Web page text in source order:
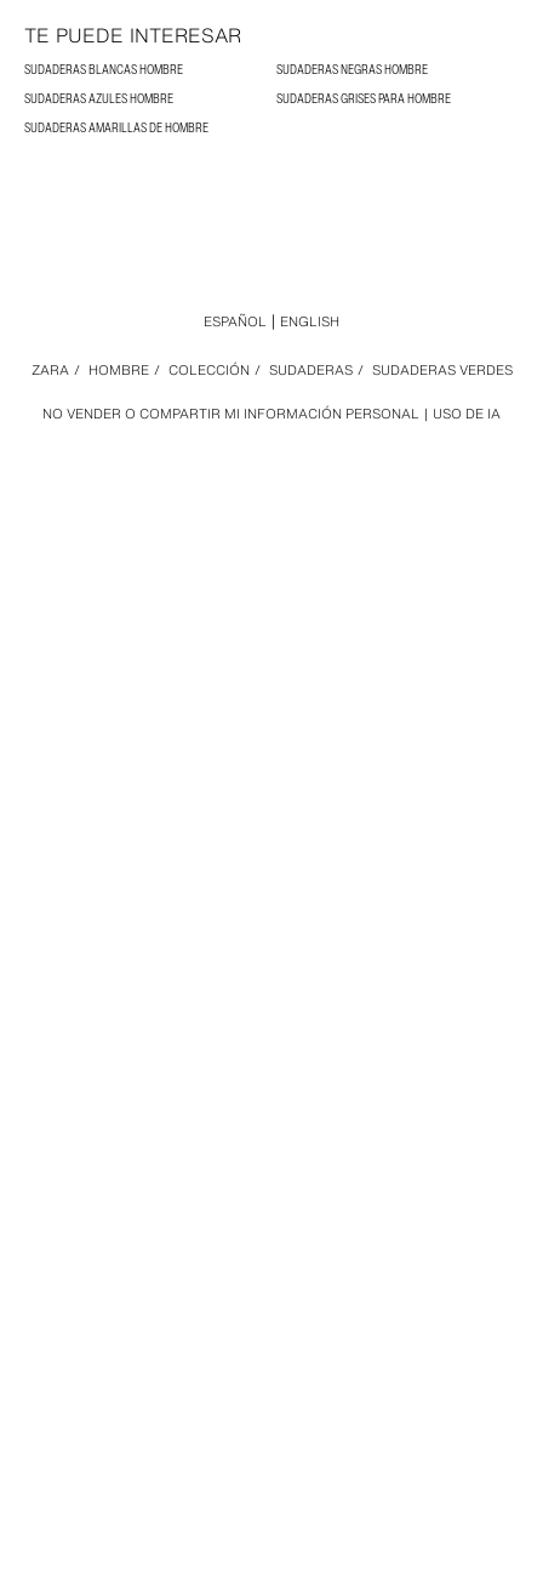
TE PUEDE INTERESAR
SUDADERAS BLANCAS HOMBRE
SUDADERAS NEGRAS HOMBRE
SUDADERAS AZULES HOMBRE
SUDADERAS GRISES PARA HOMBRE
SUDADERAS AMARILLAS DE HOMBRE
NO VENDER O COMPARTIR MI INFORMACIÓN PERSONAL USO DE IA
ZARA / HOMBRE / COLECCIÓN / SUDADERAS / SUDADERAS VERDES
ESPAÑOL ENGLISH